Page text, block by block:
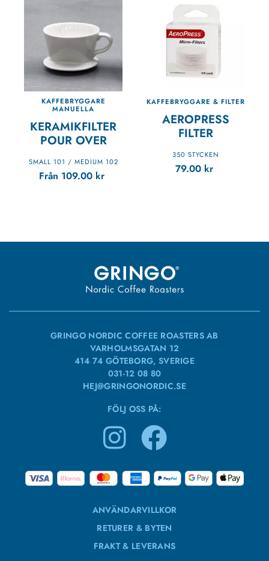
KAFFEBRYGGARE
MANUELLA
KERAMIKFILTER
POUR OVER
SMALL 101 / MEDIUM 102
Från 109.00 kr
KAFFEBRYGGARE & FILTER
AEROPRESS
FILTER
350 STYCKEN
79.00 kr
GRINGO NORDIC COFFEE ROASTERS AB
VARHOLMSGATAN 12
414 74 GÖTEBORG, SVERIGE
031-12 08 80
HEJ@GRINGONORDIC.SE
FÖLJ OSS PÅ:
ANVÄNDARVILLKOR
RETURER & BYTEN
FRAKT & LEVERANS